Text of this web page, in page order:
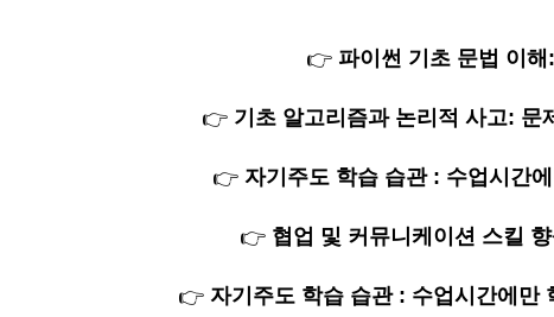
👉 파이썬 기초 문법 이
👉 기초 알고리즘과 논리적 사고: 문
👉 자기주도 학습 습관 : 수업시간
👉 협업 및 커뮤니케이션 스킬
👉 자기주도 학습 습관 : 수업시간에만